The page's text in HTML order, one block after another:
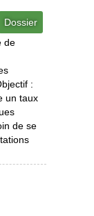
Dossier- Reprendre
de
:
un taux
de se